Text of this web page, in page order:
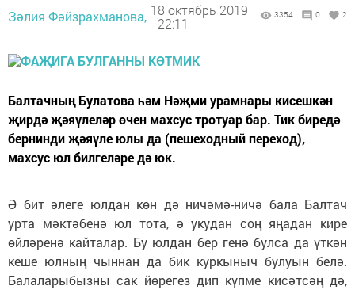
Зәлия Фәйзрахманова, 18 октябрь 2019
- 22:11
3354 0 2
Балтачның Булатова һәм Нәҗми урамнары кисешкән
җирдә җәяүлеләр өчен махсус тротуар бар. Тик биредә
бернинди җәяүле юлы да (пешеходный переход),
махсус юл билгеләре дә юк.
Ә бит әлеге юлдан көн дә ничәмә-ничә бала Балтач
урта мәктәбенә юл тота, ә укудан соң яңадан кире
өйләренә кайталар. Бу юлдан бер генә булса да үткән
кеше юлның чыннан да бик куркыныч булуын белә.
Балаларыбызны сак йөрегез дип күпме кисәтсәң дә,